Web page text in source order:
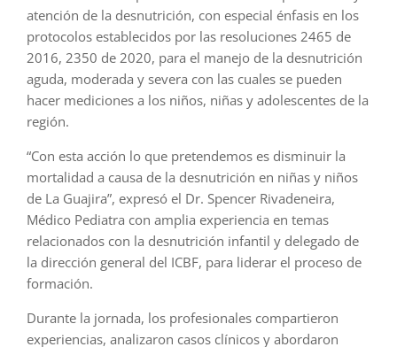
atención de la desnutrición, con especial énfasis en los
protocolos establecidos por las resoluciones 2465 de
2016, 2350 de 2020, para el manejo de la desnutrición
aguda, moderada y severa con las cuales se pueden
hacer mediciones a los niños, niñas y adolescentes de la
región.
“Con esta acción lo que pretendemos es disminuir la
mortalidad a causa de la desnutrición en niñas y niños
de La Guajira”, expresó el Dr. Spencer Rivadeneira,
Médico Pediatra con amplia experiencia en temas
relacionados con la desnutrición infantil y delegado de
la dirección general del ICBF, para liderar el proceso de
formación.
Durante la jornada, los profesionales compartieron
experiencias, analizaron casos clínicos y abordaron